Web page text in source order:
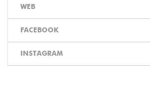
WEB
FACEBOOK
INSTAGRAM